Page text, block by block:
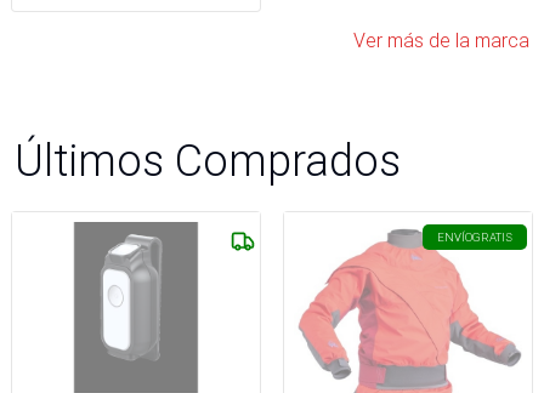
Ver más de la marca
Últimos Comprados
ENVÍOGRATIS